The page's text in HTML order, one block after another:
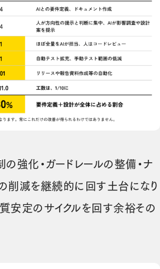
の強化・ガードレールの整備・ナ
削減を継続的に回す土台になり
質安定のサイクルを回す余裕その